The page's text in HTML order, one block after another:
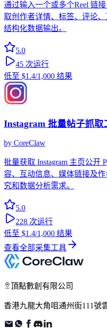
通过输入一个或多个Reel 链接
取创作者详情、标签、评论
结构化数据输出。
5.0
45 次运行
低至 $1.4/1,000 结果
Instagram 批量帖子抓
by CoreClaw
批量获取 Instagram 主页公开
容、互动信息、媒体链接及
究和数据分析需求。
5.0
228 次运行
低至 $1.4/1,000 结果
查看全部采集工具
頂點數創有限公司
香港九龍大角咀通州街111號